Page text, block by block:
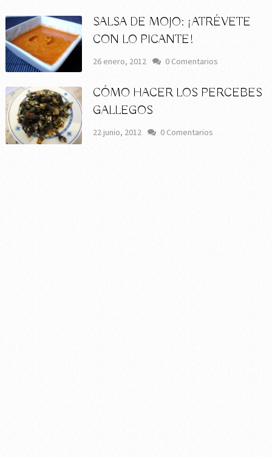
SALSA DE MOJO: ¡ATRÉVETE
CON LO PICANTE!
26 enero, 2012 0 Comentarios
CÓMO HACER LOS PERCEBES
GALLEGOS
22 junio, 2012 0 Comentarios